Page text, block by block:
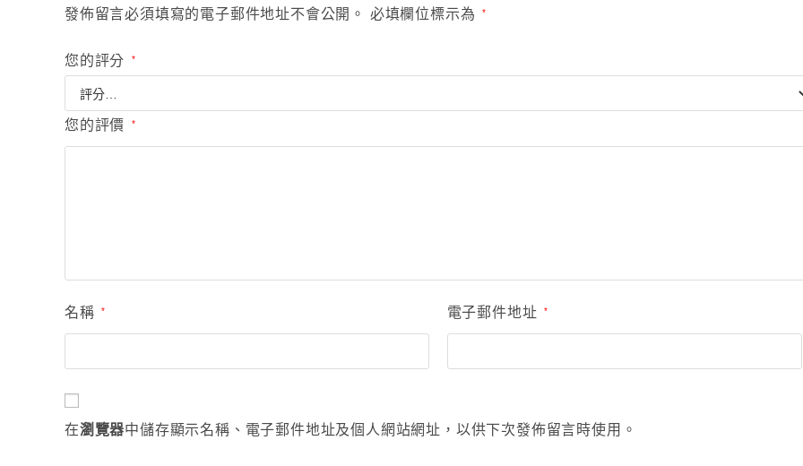
發佈留言必須填寫的電子郵件地址不會公開。
必填欄位標示為 *
您的評分 *
您的評價 *
名稱 * 電子郵件地址 *
在瀏覽器中儲存顯示名稱、電子郵件地址及個人網站網址，以供下次發佈留言時使用。